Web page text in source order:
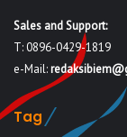
Sales and Support:
T: 0896-0429-1819
e-Mail:
Tag